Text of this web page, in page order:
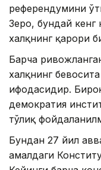
референдумини
Зеро, бундай кенг
халқнинг қарори
Барча
халқнинг
ифодасидир.
демократия
тўлиқ
Бундан 27 йил
амалдаги